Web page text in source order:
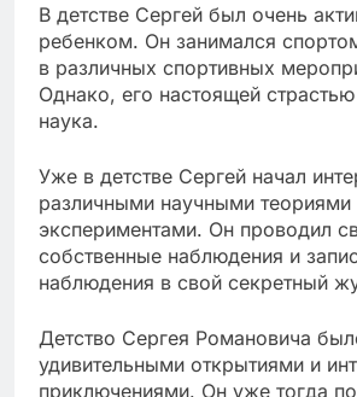
В детстве Сергей был очень
ребенком. Он занимался
в различных спортивных
Однако, его настоящей
наука.
Уже в детстве Сергей начал
различными научными теориями
экспериментами. Он проводил
собственные наблюдения и
наблюдения в свой секретный
Детство Сергея Романовича
удивительными открытиями и
приключениями. Он уже тогда